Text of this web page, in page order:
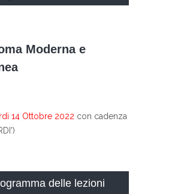
Moderna e
14 Ottobre 2022 con cadenza
delle lezioni